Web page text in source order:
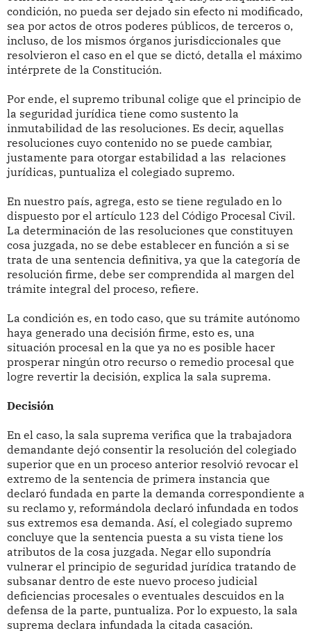
condición, no pueda ser dejado sin efecto ni modificado,
sea por actos de otros poderes públicos, de terceros o,
incluso, de los mismos órganos jurisdiccionales que
resolvieron el caso en el que se dictó, detalla el máximo
intérprete de la Constitución.
Por ende, el supremo tribunal colige que el principio de
la seguridad jurídica tiene como sustento la
inmutabilidad de las resoluciones. Es decir, aquellas
resoluciones cuyo contenido no se puede cambiar,
justamente para otorgar estabilidad a las relaciones
jurídicas, puntualiza el colegiado supremo.
En nuestro país, agrega, esto se tiene regulado en lo
dispuesto por el artículo 123 del Código Procesal Civil.
La determinación de las resoluciones que constituyen
cosa juzgada, no se debe establecer en función a si se
trata de una sentencia definitiva, ya que la categoría de
resolución firme, debe ser comprendida al margen del
trámite integral del proceso, refiere.
La condición es, en todo caso, que su trámite autónomo
haya generado una decisión firme, esto es, una
situación procesal en la que ya no es posible hacer
prosperar ningún otro recurso o remedio procesal que
logre revertir la decisión, explica la sala suprema.
Decisión
En el caso, la sala suprema verifica que la trabajadora
demandante dejó consentir la resolución del colegiado
superior que en un proceso anterior resolvió revocar el
extremo de la sentencia de primera instancia que
declaró fundada en parte la demanda correspondiente a
su reclamo y, reformándola declaró infundada en todos
sus extremos esa demanda. Así, el colegiado supremo
concluye que la sentencia puesta a su vista tiene los
atributos de la cosa juzgada. Negar ello supondría
vulnerar el principio de seguridad jurídica tratando de
subsanar dentro de este nuevo proceso judicial
deficiencias procesales o eventuales descuidos en la
defensa de la parte, puntualiza. Por lo expuesto, la sala
suprema declara infundada la citada casación.